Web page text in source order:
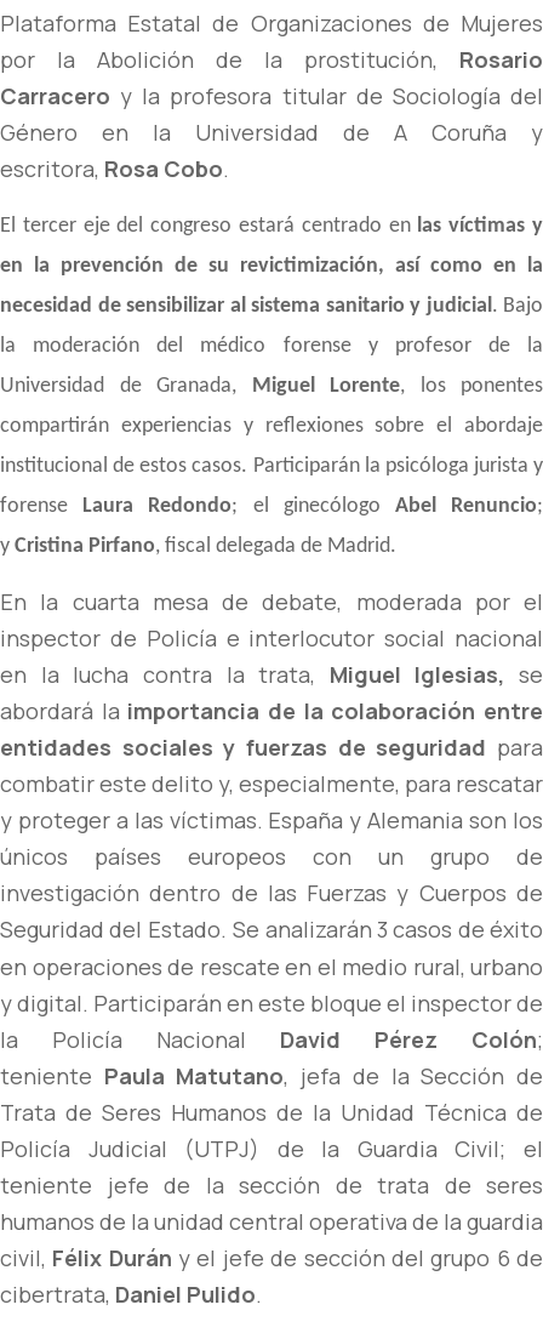
Plataforma Estatal de Organizaciones de Mujeres
por la Abolición de la prostitución, Rosario
Carracero y la profesora titular de Sociología del
Género en la Universidad de A Coruña y
escritora, Rosa Cobo.
El tercer eje del congreso estará centrado en las víctimas y
en la prevención de su revictimización, así como en la
necesidad de sensibilizar al sistema sanitario y judicial. Bajo
la moderación del médico forense y profesor de la
Universidad de Granada, Miguel Lorente, los ponentes
compartirán experiencias y reflexiones sobre el abordaje
institucional de estos casos. Participarán la psicóloga jurista y
forense Laura Redondo; el ginecólogo Abel Renuncio;
y Cristina Pirfano, fiscal delegada de Madrid.
En la cuarta mesa de debate, moderada por el
inspector de Policía e interlocutor social nacional
en la lucha contra la trata, Miguel Iglesias, se
abordará la importancia de la colaboración entre
entidades sociales y fuerzas de seguridad para
combatir este delito y, especialmente, para rescatar
y proteger a las víctimas. España y Alemania son los
únicos países europeos con un grupo de
investigación dentro de las Fuerzas y Cuerpos de
Seguridad del Estado. Se analizarán 3 casos de éxito
en operaciones de rescate en el medio rural, urbano
y digital. Participarán en este bloque el inspector de
la Policía Nacional David Pérez Colón;
teniente Paula Matutano, jefa de la Sección de
Trata de Seres Humanos de la Unidad Técnica de
Policía Judicial (UTPJ) de la Guardia Civil; el
teniente jefe de la sección de trata de seres
humanos de la unidad central operativa de la guardia
civil, Félix Durán y el jefe de sección del grupo 6 de
cibertrata, Daniel Pulido.